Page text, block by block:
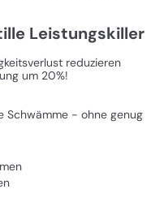
Leistungskiller
reduzieren
um 20%!
Schwämme - ohne genug